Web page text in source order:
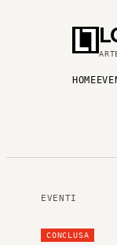
HOME
EVENTI
CONCLUSA